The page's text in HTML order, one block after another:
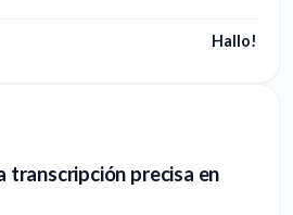
Hallo!
transcripción precisa en